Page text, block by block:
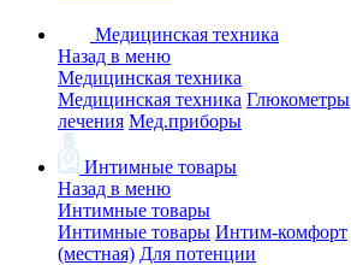
Медицинская техника
Назад в меню
Медицинская техника
Медицинская техника Глюкометры
лечения Мед.приборы
Интимные товары
Назад в меню
Интимные товары
Интимные товары Интим-комфорт
(местная) Для потенции